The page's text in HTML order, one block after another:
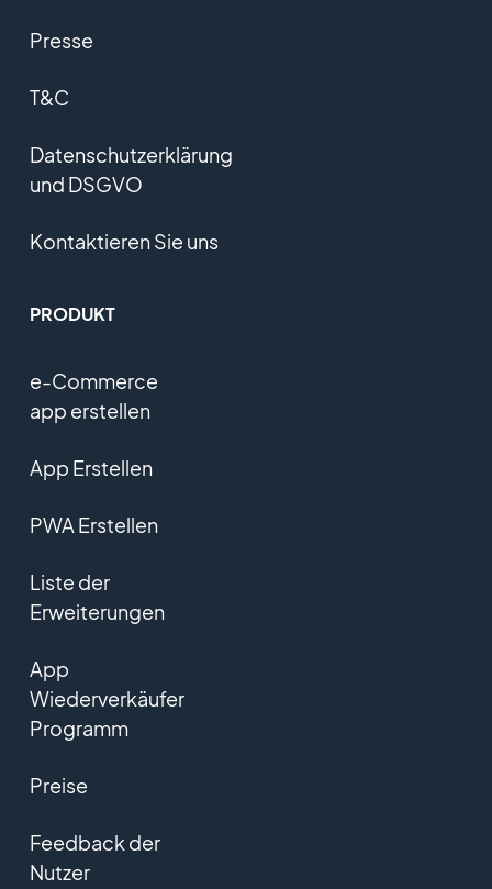
Presse
T&C
Datenschutzerklärung
und DSGVO
Kontaktieren Sie uns
PRODUKT
e-Commerce
app erstellen
App Erstellen
PWA Erstellen
Liste der
Erweiterungen
App
Wiederverkäufer
Programm
Preise
Feedback der
Nutzer